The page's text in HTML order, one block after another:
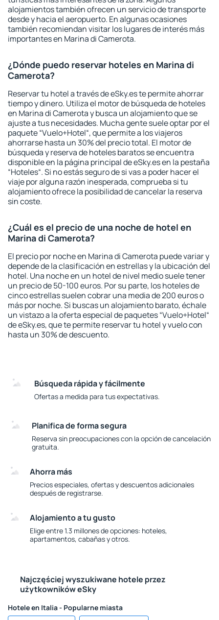
alojamientos también ofrecen un servicio de transporte
desde y hacia el aeropuerto. En algunas ocasiones
también recomiendan visitar los lugares de interés más
importantes en Marina di Camerota.
¿Dónde puedo reservar hoteles en Marina di
Camerota?
Reservar tu hotel a través de eSky.es te permite ahorrar
tiempo y dinero. Utiliza el motor de búsqueda de hoteles
en Marina di Camerota y busca un alojamiento que se
ajuste a tus necesidades. Mucha gente suele optar por el
paquete “Vuelo+Hotel“, que permite a los viajeros
ahorrarse hasta un 30% del precio total. El motor de
búsqueda y reserva de hoteles baratos se encuentra
disponible en la página principal de eSky.es en la pestaña
“Hoteles“. Si no estás seguro de si vas a poder hacer el
viaje por alguna razón inesperada, comprueba si tu
alojamiento ofrece la posibilidad de cancelar la reserva
sin coste.
¿Cuál es el precio de una noche de hotel en
Marina di Camerota?
El precio por noche en Marina di Camerota puede variar y
depende de la clasificación en estrellas y la ubicación del
hotel. Una noche en un hotel de nivel medio suele tener
un precio de 50-100 euros. Por su parte, los hoteles de
cinco estrellas suelen cobrar una media de 200 euros o
más por noche. Si buscas un alojamiento barato, échale
un vistazo a la oferta especial de paquetes “Vuelo+Hotel“
de eSky.es, que te permite reservar tu hotel y vuelo con
hasta un 30% de descuento.
Búsqueda rápida y fácilmente
Ofertas a medida para tus expectativas.
Planifica de forma segura
Reserva sin preocupaciones con la opción de cancelación
gratuita.
Ahorra más
Precios especiales, ofertas y descuentos adicionales
después de registrarse.
Alojamiento a tu gusto
Elige entre 1.3 millones de opciones: hoteles,
apartamentos, cabañas y otros.
Najczęściej wyszukiwane hotele przez
użytkowników eSky
Hotele en Italia - Popularne miasta